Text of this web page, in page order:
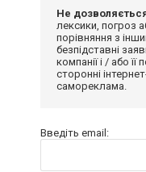
Не
лексики, погроз
порівняння з
безпідставні
компанії і / або
сторонні
самореклама.
Введіть email: